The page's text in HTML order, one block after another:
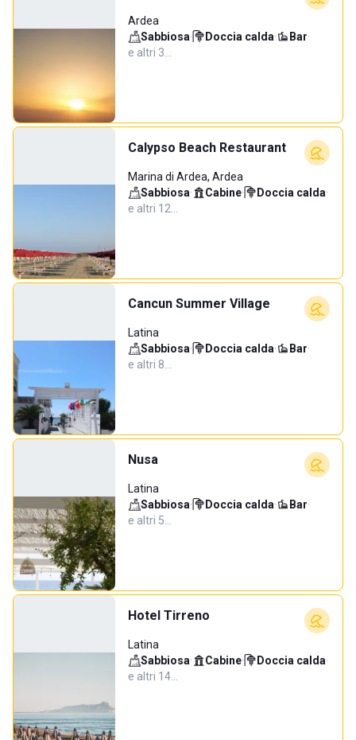
Ardea
Sabbiosa· Doccia calda· Bar·
e altri 3…
Calypso Beach Restaurant
Marina di Ardea, Ardea
Sabbiosa· Cabine· Doccia calda·
e altri 12…
Cancun Summer Village
Latina
Sabbiosa· Doccia calda· Bar·
e altri 8…
Nusa
Latina
Sabbiosa· Doccia calda· Bar·
e altri 5…
Hotel Tirreno
Latina
Sabbiosa· Cabine· Doccia calda·
e altri 14…